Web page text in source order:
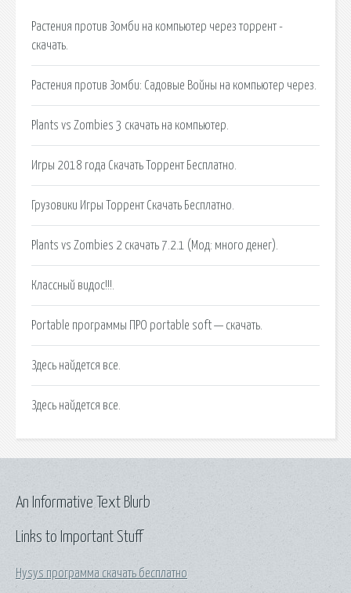
Растения против Зомби на компьютер через торрент -
скачать.
Растения против Зомби: Садовые Войны на компьютер через.
Plants vs Zombies 3 скачать на компьютер.
Игры 2018 года Скачать Торрент Бесплатно.
Грузовики Игры Торрент Скачать Бесплатно.
Plants vs Zombies 2 скачать 7.2.1 (Мод: много денег).
Классный видос!!!.
Portable программы ПРО portable soft — скачать.
Здесь найдется все.
Здесь найдется все.
Links to Important Stuff
Hysys программа скачать бесплатно
An Informative Text Blurb